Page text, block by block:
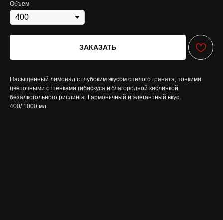
Объем
ЗАКАЗАТЬ
Насыщенный лимонад с глубоким вкусом спелого граната, тонкими
цветочными оттенками гибискуса и благородной кислинкой
безалкогольного рислинга. Гармоничный и элегантный вкус.
400/ 1000 мл